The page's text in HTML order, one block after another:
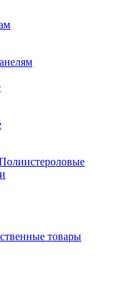
товары